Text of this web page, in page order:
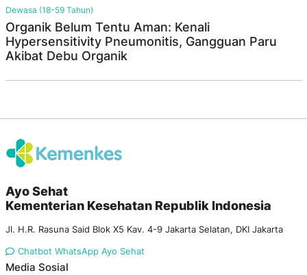
Dewasa (18-59 Tahun)
Organik Belum Tentu Aman: Kenali
Hypersensitivity Pneumonitis, Gangguan Paru
Akibat Debu Organik
Ayo Sehat
Kementerian Kesehatan Republik Indonesia
Jl. H.R. Rasuna Said Blok X5 Kav. 4-9 Jakarta Selatan, DKI Jakarta
Chatbot WhatsApp Ayo Sehat
Media Sosial